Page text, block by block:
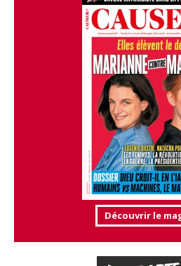
Découvrir le